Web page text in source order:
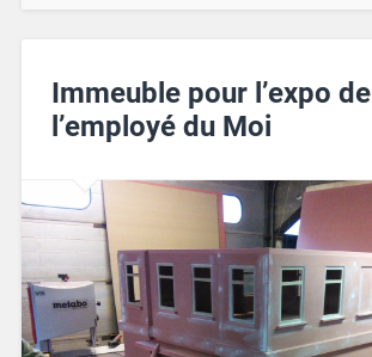
Immeuble pour l’expo de
l’employé du Moi